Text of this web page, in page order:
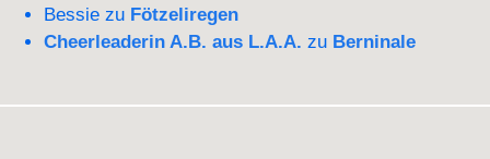
Bessie zu Fötzeliregen
Cheerleaderin A.B. aus L.A.A. zu Berninale